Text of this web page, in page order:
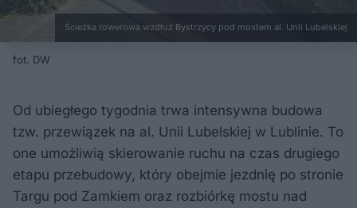
Ścieżka rowerowa wzdłuż Bystrzycy pod mostem al. Unii Lubelskiej
fot. DW
Od ubiegłego tygodnia trwa intensywna budowa
tzw. przewiązek na al. Unii Lubelskiej w Lublinie. To
one umożliwią skierowanie ruchu na czas drugiego
etapu przebudowy, który obejmie jezdnię po stronie
Targu pod Zamkiem oraz rozbiórkę mostu nad